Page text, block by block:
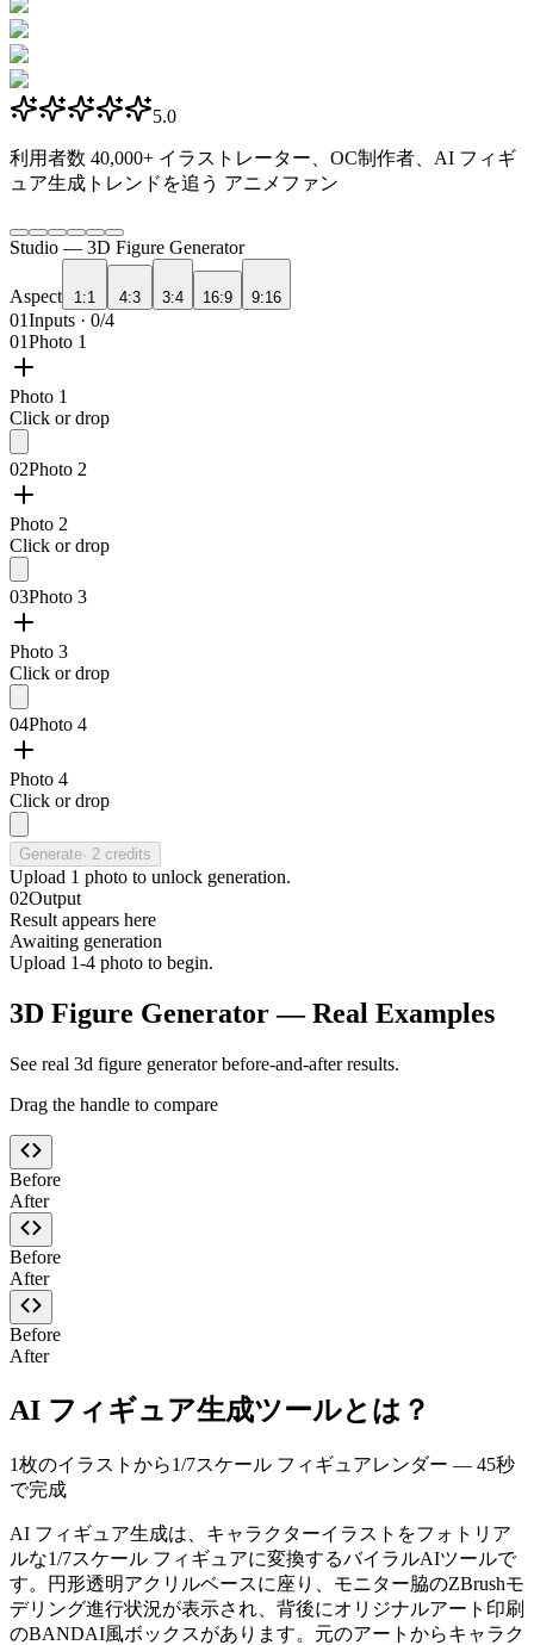
5.0
利用者数 40,000+ イラストレーター、OC制作者、AI フィギ
ュア生成トレンドを追う アニメファン
Studio — 3D Figure Generator
Aspect 1:1 4:3 3:4 16:9 9:16
01Inputs · 0/4
01Photo 1
Photo 1
Click or drop
02Photo 2
Photo 2
Click or drop
03Photo 3
Photo 3
Click or drop
04Photo 4
Photo 4
Click or drop
Generate· 2 credits
Upload 1 photo to unlock generation.
02Output
Result appears here
Awaiting generation
Upload 1-4 photo to begin.
3D Figure Generator — Real Examples
See real 3d figure generator before-and-after results.
Drag the handle to compare
Before
After
Before
After
Before
After
AI フィギュア生成ツールとは？
1枚のイラストから1/7スケール フィギュアレンダー — 45秒
で完成
AI フィギュア生成は、キャラクターイラストをフォトリア
ルな1/7スケール フィギュアに変換するバイラルAIツールで
す。円形透明アクリルベースに座り、モニター脇のZBrushモ
デリング進行状況が表示され、背後にオリジナルアート印刷
のBANDAI風ボックスがあります。元のアートからキャラク